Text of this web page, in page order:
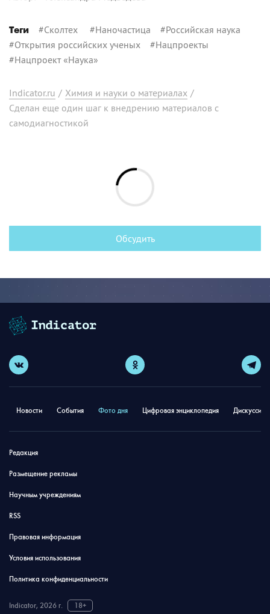
Теги #Сколтех #Наночастица #Российская наука
#Открытия российских ученых #Нацпроекты
#Нацпроект «Наука»
Indicator.ru / Химия и науки о материалах /
Сделан еще один шаг к внедрению материалов с
самодиагностикой
Обсудить
Новости События Фото дня Цифровая энциклопедия
Редакция
Размещение рекламы
Научным учреждениям
RSS
Правовая информация
Условия использования
Политика конфиденциальности
Indicator, 2026 г. 18+